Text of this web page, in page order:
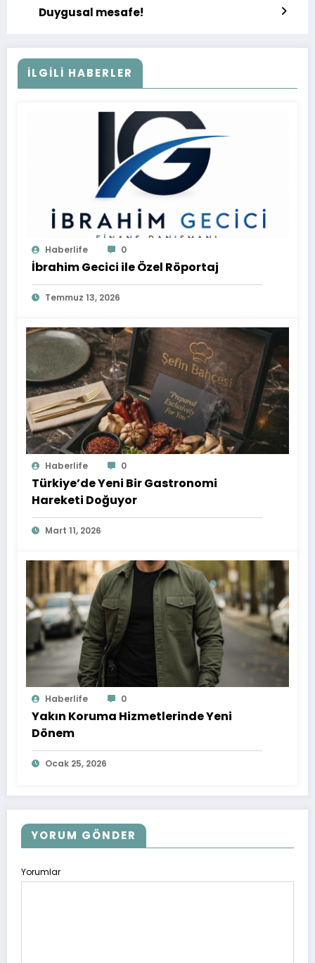
Duygusal mesafe!
İLGILI HABERLER
Haberlife 0
İbrahim Gecici ile Özel Röportaj
Temmuz 13, 2026
Haberlife 0
Türkiye’de Yeni Bir Gastronomi
Hareketi Doğuyor
Mart 11, 2026
Haberlife 0
Yakın Koruma Hizmetlerinde Yeni
Dönem
Ocak 25, 2026
YORUM GÖNDER
Yorumlar